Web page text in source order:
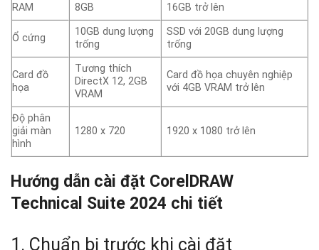
RAM 8GB 16GB trở lên
Ổ cứng
10GB dung lượng
trống
SSD với 20GB dung lượng
trống
Card đồ
họa
Tương thích
DirectX 12, 2GB
VRAM
Card đồ họa chuyên nghiệp
với 4GB VRAM trở lên
Độ phân
giải màn
hình
1280 x 720 1920 x 1080 trở lên
Hướng dẫn cài đặt CorelDRAW
Technical Suite 2024 chi tiết
1. Chuẩn bị trước khi cài đặt